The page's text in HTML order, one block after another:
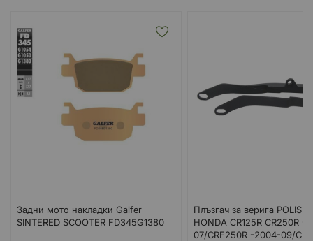
Задни мото накладки Galfer
SINTERED SCOOTER FD345G1380
Плъзгач за верига
HONDA CR125R CR250R -
07/CRF250R -2004-09/